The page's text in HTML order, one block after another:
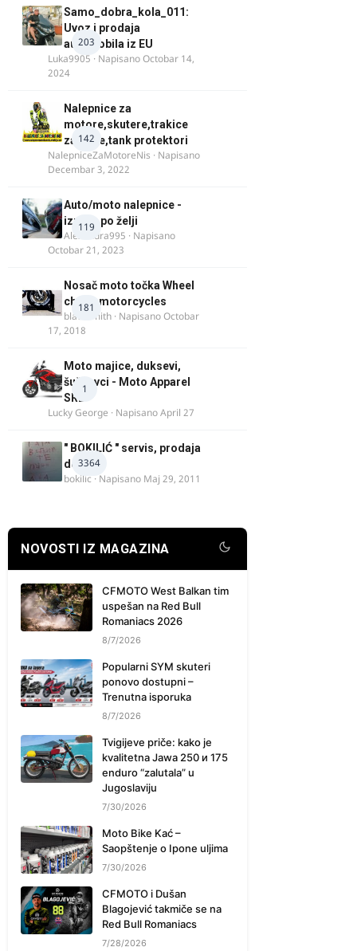
203
Samo_dobra_kola_011:
Uvoz i prodaja
automobila iz EU
Luka9905 · NapisanoOctobar 14,
2024
142
Nalepnice za
motore,skutere,trakice
za felne,tank protektori
NalepniceZaMotoreNis · Napisano
Decembar 3, 2022
119
Auto/moto nalepnice -
izrada po želji
Alexandra995 · Napisano
Octobar 21, 2023
181
Nosač moto točka Wheel
chock motorcycles
blacksmith · NapisanoOctobar
17, 2018
1
Moto majice, duksevi,
šuškavci - Moto Apparel
SRB
Lucky George · NapisanoApril 27
3364
" BOKILIĆ " servis, prodaja
delova
bokilic · Napisano Maj 29, 2011
NOVOSTI IZ MAGAZINA
CFMOTO West Balkan tim
uspešan na Red Bull
Romaniacs 2026
8/7/2026
Popularni SYM skuteri
ponovo dostupni –
Trenutna isporuka
8/7/2026
Tvigijeve priče: kako je
kvalitetna Jawa 250 и 175
enduro “zalutala” u
Jugoslaviju
7/30/2026
Moto Bike Kać –
Saopštenje o Ipone uljima
7/30/2026
CFMOTO i Dušan
Blagojević takmiče se na
Red Bull Romaniacs
7/28/2026